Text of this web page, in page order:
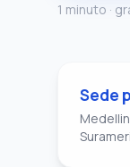
1 minuto ·
Sede